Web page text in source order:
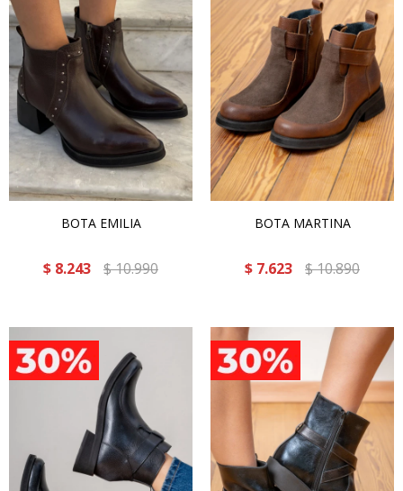
BOTA EMILIA
$ 8.243 $10.990
BOTA MARTINA
$ 7.623 $10.890